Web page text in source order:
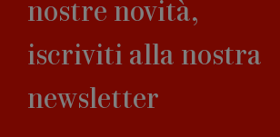
nostre novità,
iscriviti alla nostra
newsletter